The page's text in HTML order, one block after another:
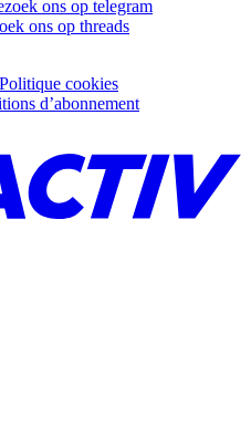
ons op telegram
ons op threads
Politique cookies
d’abonnement